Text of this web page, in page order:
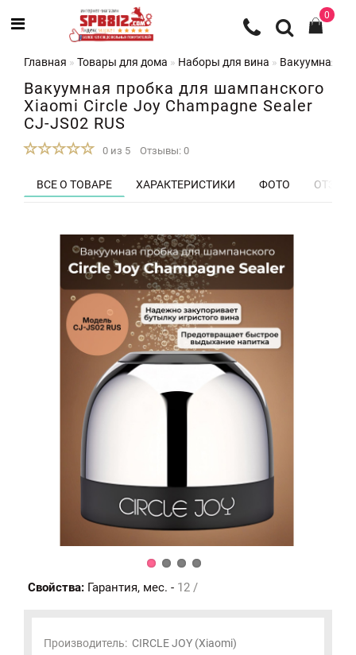
0
Главная Товары для дома Наборы для вина Вакуумная
Вакуумная пробка для шампанского
Xiaomi Circle Joy Champagne Sealer
CJ-JS02 RUS
0 из 5 Отзывы: 0
ВСЕ О ТОВАРЕ ХАРАКТЕРИСТИКИ ФОТО
Свойства: Гарантия, мес. - 12 /
Производитель: CIRCLE JOY (Xiaomi)